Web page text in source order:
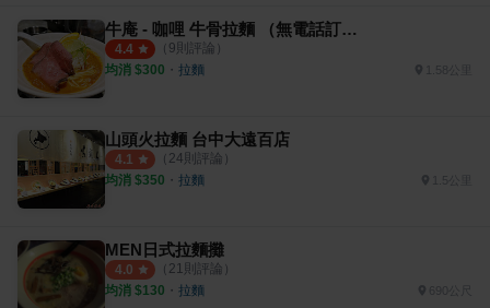
牛庵 - 咖哩 牛骨拉麵 （無電話訂位）
4.4 （ 9則評論）
均消 $300 ・ 拉麵 1.58公里
山頭火拉麵 台中大遠百店
4.1 （ 24則評論）
均消 $350 ・ 拉麵 1.5公里
MEN日式拉麵攤
4.0 （ 21 則評論）
均消 $130 ・ 拉麵